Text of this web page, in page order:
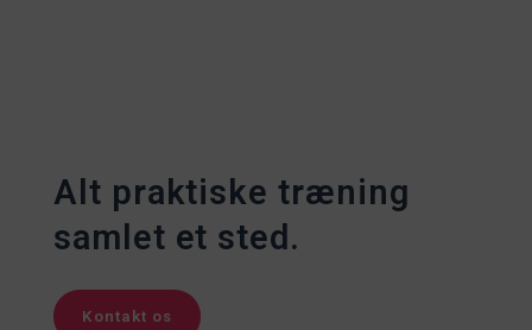
Alt praktiske træning
samlet et sted.
Kontakt os